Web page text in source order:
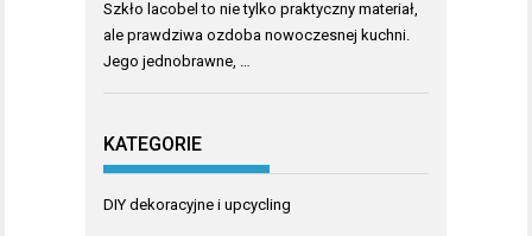
Szkło lacobel to nie tylko praktyczny materiał,
ale prawdziwa ozdoba nowoczesnej kuchni.
Jego jednobrawne, …
KATEGORIE
DIY dekoracyjne i upcycling